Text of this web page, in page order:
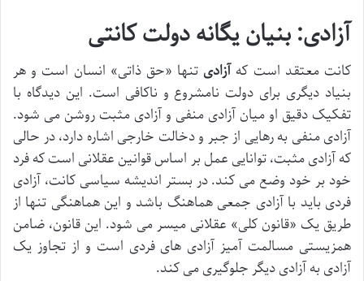
آزادی: بنیان یگانه دولت کانتی
کانت معتقد است کهآزادی تنها «حق ذاتی» انسان است و هر
بنیاد دیگری برای دولت نامشروع و ناکافی است. این دیدگاه با
تفکیک دقیق او میان آزادی منفی و آزادی مثبت روشن می شود.
آزادی منفی به رهایی از جبر و دخالت خارجی اشاره دارد، در حالی
که آزادی مثبت، توانایی عمل بر اساس قوانین عقلانی است که فرد
خود بر خود وضع می کند. در بستر اندیشه سیاسی کانت، آزادی
فردی باید با آزادی جمعی هماهنگ باشد و این هماهنگی تنها از
طریق یک «قانون کلی» عقلانی میسر می شود. این قانون، ضامن
همزیستی مسالمت آمیز آزادی های فردی است و از تجاوز یک
آزادی به آزادی دیگر جلوگیری می کند.